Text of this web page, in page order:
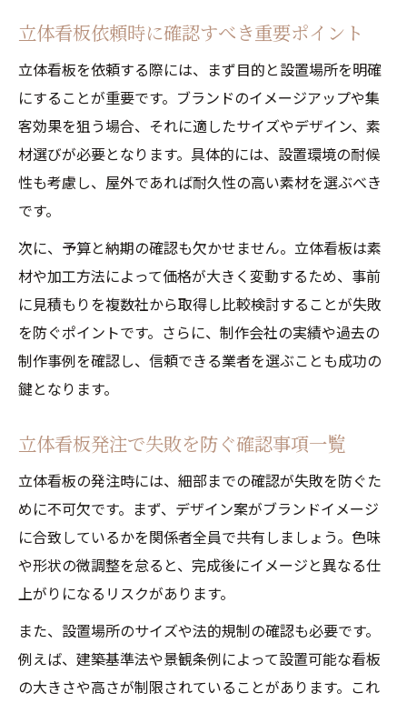
立体看板依頼時に確認すべき重要ポイント
立体看板を依頼する際には、まず目的と設置場所を明確
にすることが重要です。ブランドのイメージアップや集
客効果を狙う場合、それに適したサイズやデザイン、素
材選びが必要となります。具体的には、設置環境の耐候
性も考慮し、屋外であれば耐久性の高い素材を選ぶべき
です。
次に、予算と納期の確認も欠かせません。立体看板は素
材や加工方法によって価格が大きく変動するため、事前
に見積もりを複数社から取得し比較検討することが失敗
を防ぐポイントです。さらに、制作会社の実績や過去の
制作事例を確認し、信頼できる業者を選ぶことも成功の
鍵となります。
立体看板発注で失敗を防ぐ確認事項一覧
立体看板の発注時には、細部までの確認が失敗を防ぐた
めに不可欠です。まず、デザイン案がブランドイメージ
に合致しているかを関係者全員で共有しましょう。色味
や形状の微調整を怠ると、完成後にイメージと異なる仕
上がりになるリスクがあります。
また、設置場所のサイズや法的規制の確認も必要です。
例えば、建築基準法や景観条例によって設置可能な看板
の大きさや高さが制限されていることがあります。これ